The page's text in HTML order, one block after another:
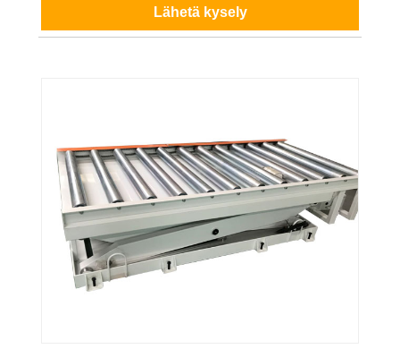
Lähetä kysely